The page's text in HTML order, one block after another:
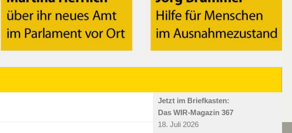
Jetzt im Briefkasten:
Das WIR-Magazin 367
18. Juli 2026